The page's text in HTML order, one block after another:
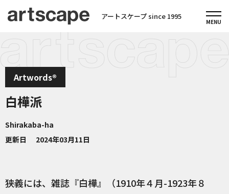
アートスケープ since 1995
Artwords®
白樺派
Shirakaba-ha
更新日
2024年03月11日
狭義には、雑誌『白樺』（1910年４月-1923年８